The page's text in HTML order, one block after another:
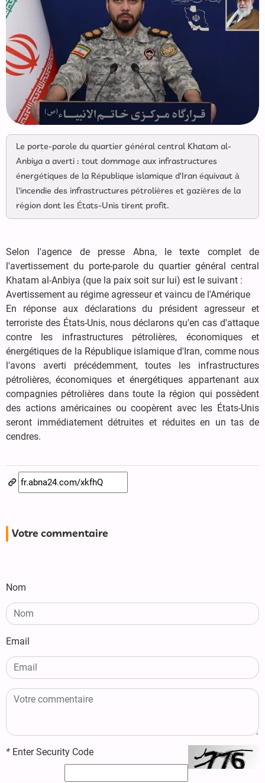
Le porte-parole du quartier général central Khatam al-
Anbiya a averti : tout dommage aux infrastructures
énergétiques de la République islamique d'Iran équivaut à
l'incendie des infrastructures pétrolières et gazières de la
région dont les États-Unis tirent profit.
Selon l'agence de presse Abna, le texte complet de
l'avertissement du porte-parole du quartier général central
Khatam al-Anbiya (que la paix soit sur lui) est le suivant :
Avertissement au régime agresseur et vaincu de l'Amérique
En réponse aux déclarations du président agresseur et
terroriste des États-Unis, nous déclarons qu'en cas d'attaque
contre les infrastructures pétrolières, économiques et
énergétiques de la République islamique d'Iran, comme nous
l'avons averti précédemment, toutes les infrastructures
pétrolières, économiques et énergétiques appartenant aux
compagnies pétrolières dans toute la région qui possèdent
des actions américaines ou coopèrent avec les États-Unis
seront immédiatement détruites et réduites en un tas de
cendres.
Votre commentaire
Nom
Email
* Enter Security Code